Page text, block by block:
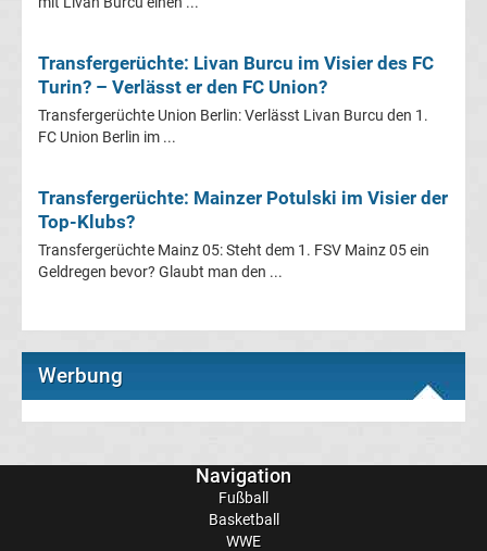
Europa
League
Europa
Conference
Premier
La
Transfergerüchte: Livan Burcu im Visier des FC
Turin? – Verlässt er den FC Union?
Transfergerüchte Union Berlin: Verlässt Livan Burcu den 1.
FC Union Berlin im ...
Transfergerüchte: Mainzer Potulski im Visier der
Top-Klubs?
Transfergerüchte Mainz 05: Steht dem 1. FSV Mainz 05 ein
Geldregen bevor? Glaubt man den ...
Werbung
Navigation
Fußball
Basketball
WWE